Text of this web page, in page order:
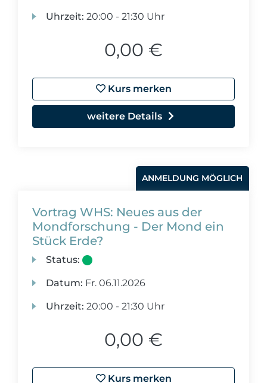
Uhrzeit: 20:00 - 21:30 Uhr
0,00 €
Kurs merken
weitere Details
ANMELDUNG MÖGLICH
Vortrag WHS: Neues aus der
Mondforschung - Der Mond ein
Stück Erde?
Status:
Datum: Fr. 06.11.2026
Uhrzeit: 20:00 - 21:30 Uhr
0,00 €
Kurs merken